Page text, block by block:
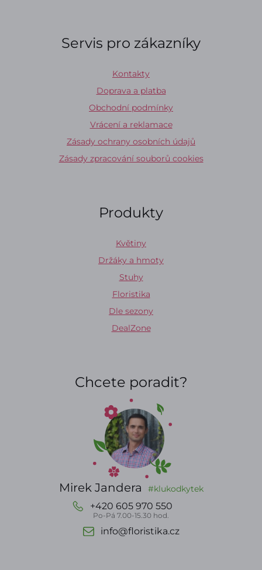
Servis pro zákazníky
Kontakty
Doprava a platba
Obchodní podmínky
Vrácení a reklamace
Zásady ochrany osobních údajů
Zásady zpracování souborů cookies
Produkty
Květiny
Držáky a hmoty
Stuhy
Floristika
Dle sezony
DealZone
Chcete poradit?
Mirek Jandera #klukodkytek
+420 605 970 550
Po-Pá 7.00-15.30 hod.
info@floristika.cz